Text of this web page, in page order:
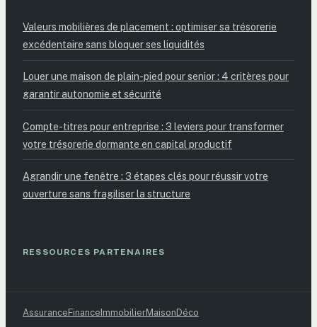
Valeurs mobilières de placement : optimiser sa trésorerie
excédentaire sans bloquer ses liquidités
Louer une maison de plain-pied pour senior : 4 critères pour
garantir autonomie et sécurité
Compte-titres pour entreprise : 3 leviers pour transformer
votre trésorerie dormante en capital productif
Agrandir une fenêtre : 3 étapes clés pour réussir votre
ouverture sans fragiliser la structure
RESSOURCES PARTENAIRES
Assurance Finance ImmobilierMaison Déco